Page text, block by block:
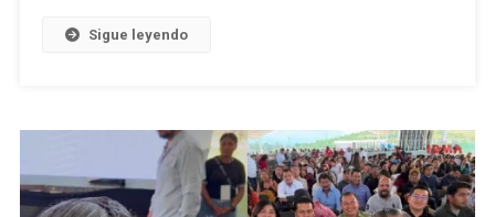
Sigue leyendo